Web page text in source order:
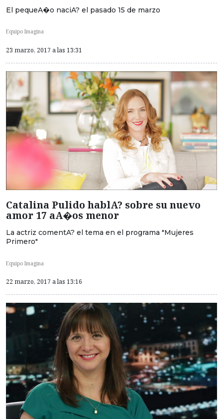
El pequeA�o naciA? el pasado 15 de marzo
Equipo Imagina
23 marzo, 2017 a las 13:31
Catalina Pulido hablA? sobre su nuevo
amor 17 aA�os menor
La actriz comentA? el tema en el programa "Mujeres
Primero"
Equipo Imagina
22 marzo, 2017 a las 13:16